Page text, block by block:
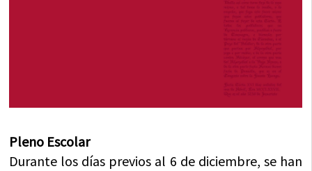
Pleno Escolar
Durante los días previos al 6 de diciembre, se han